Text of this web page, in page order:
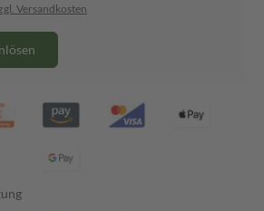
Versandkosten